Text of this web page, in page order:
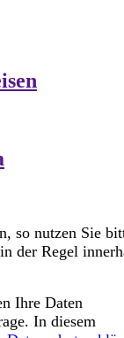
so nutzen Sie
der Regel
Ihre Daten
In diesem